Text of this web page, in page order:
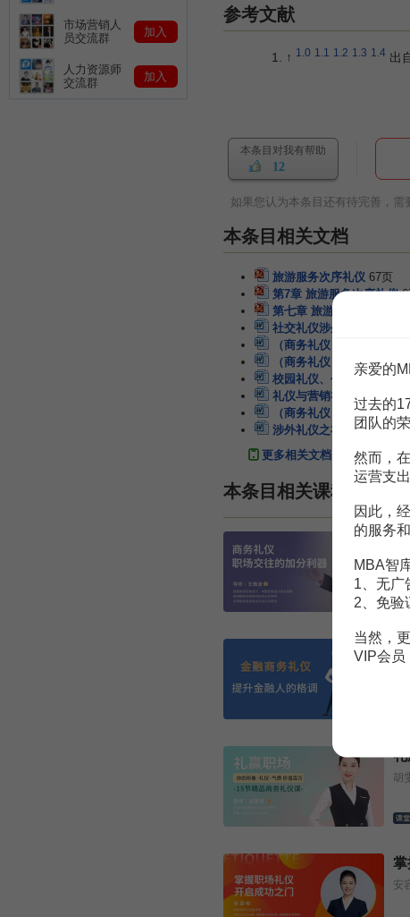
参考文献
↑ 1.0 1.1 1.2 1.3 1.4 出
本条目对我有帮助
12
如果您认为本条目还有待完善，需
本条目相关文档
旅游服务次序礼仪 67页
第7章 旅游服务次序礼仪
第七章 旅游服务次序礼仪
社交礼仪涉外礼仪之住的礼
（商务礼仪）礼仪与营销礼
（商务礼仪）礼仪之电话
校园礼仪、个人礼仪与社
礼仪与营销礼仪
18页
（商务礼仪）第章礼仪与
涉外礼仪之衣的礼仪 2页
更多相关文档
本条目相关课程
王
礼
胡
掌
安
市场营销人
员交流群
加入
人力资源师
交流群
加入
亲爱的
过去的
团队的
然而，
运营支
因此，
的服务
MBA智
1、无广
2、免验
当然，
VIP会员